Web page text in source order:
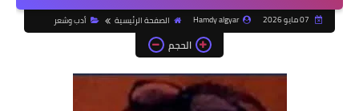
Hamdy algyar الصفحة الرئيسية أدب وشعر
الحجم